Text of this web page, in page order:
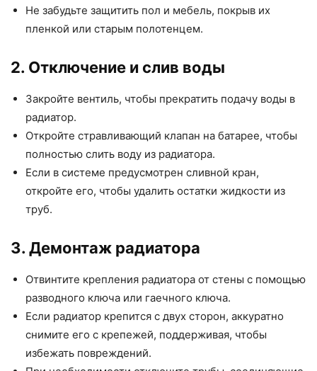
Не забудьте защитить пол и мебель, покрыв их
пленкой или старым полотенцем.
2. Отключение и слив воды
Закройте вентиль, чтобы прекратить подачу воды в
радиатор.
Откройте стравливающий клапан на батарее, чтобы
полностью слить воду из радиатора.
Если в системе предусмотрен сливной кран,
откройте его, чтобы удалить остатки жидкости из
труб.
3. Демонтаж радиатора
Отвинтите крепления радиатора от стены с помощью
разводного ключа или гаечного ключа.
Если радиатор крепится с двух сторон, аккуратно
снимите его с крепежей, поддерживая, чтобы
избежать повреждений.